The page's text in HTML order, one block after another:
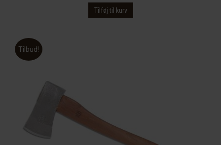
pris
var:
Tilføj til kurv
Tilbud!